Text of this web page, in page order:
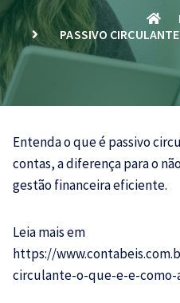
PASSIVO
Entenda o que é passivo
contas, a diferença para o
gestão financeira eficiente.
Leia mais em
https://
circulante-o-que-e-e-como-